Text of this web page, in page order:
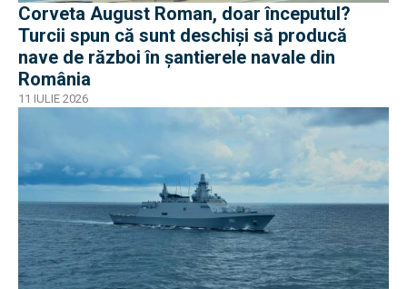
Corveta August Roman, doar începutul?
Turcii spun că sunt deschiși să producă
nave de război în șantierele navale din
România
11 IULIE 2026